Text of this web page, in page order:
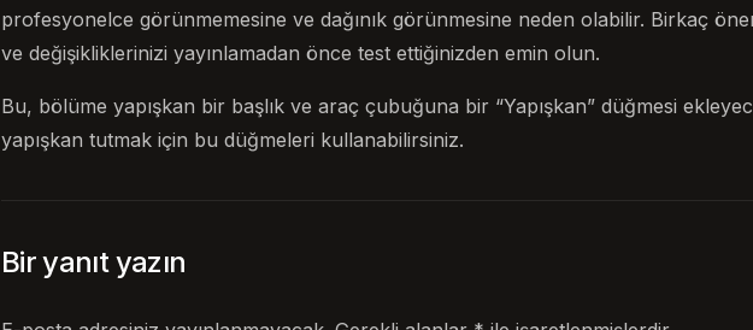
profesyonelce görünmemesine ve dağınık görünmesine neden olabilir. Birkaç
ve değişikliklerinizi yayınlamadan önce test ettiğinizden emin olun.
Bu, bölüme yapışkan bir başlık ve araç çubuğuna bir “Yapışkan” düğmesi
yapışkan tutmak için bu düğmeleri kullanabilirsiniz.
Bir yanıt yazın